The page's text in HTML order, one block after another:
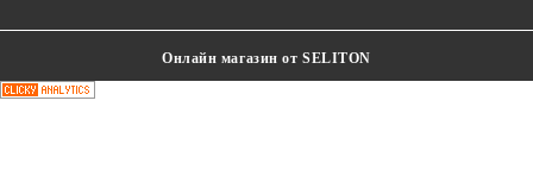
Онлайн магазин от SELITON